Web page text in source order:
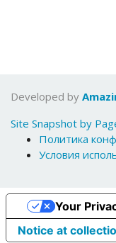
Developed by
Site Snapshot by
Политика
Условия
Notice at
Your